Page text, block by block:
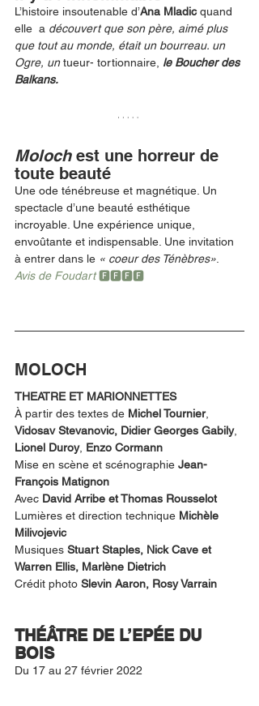
L’histoire insoutenable d’Ana Mladic quand
elle  a découvert que son père, aimé plus
que tout au monde, était un bourreau. un
Ogre, un tueur- tortionnaire, le Boucher des
Balkans.
Moloch est une horreur de
toute beauté
Une ode ténébreuse et magnétique. Un
spectacle d’une beauté esthétique
incroyable. Une expérience unique,
envoûtante et indispensable. Une invitation
à entrer dans le « coeur des Ténèbres»
Avis de Foudart 🅵🅵🅵🅵
MOLOCH
THEATRE ET MARIONNETTES
À partir des textes de Michel Tournier,
Vidosav Stevanovic, Didier Georges Gabily,
Lionel Duroy, Enzo Cormann
Mise en scène et scénographie Jean-
François Matignon
Avec David Arribe et Thomas Rousselot
Lumières et direction technique Michèle
Milivojevic
Musiques Stuart Staples, Nick Cave et
Warren Ellis, Marlène Dietrich
Crédit photo Slevin Aaron, Rosy Varrain
THÉÂTRE DE L’EPÉE DU
BOIS
Du 17 au 27 février 2022